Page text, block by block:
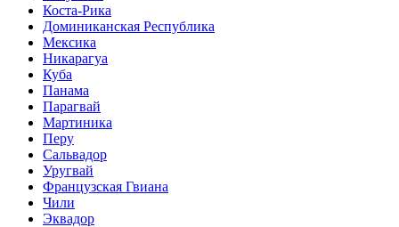
Коста-Рика
Доминиканская Республика
Мексика
Никарагуа
Куба
Панама
Парагвай
Мартиника
Перу
Сальвадор
Уругвай
Французская Гвиана
Чили
Эквадор